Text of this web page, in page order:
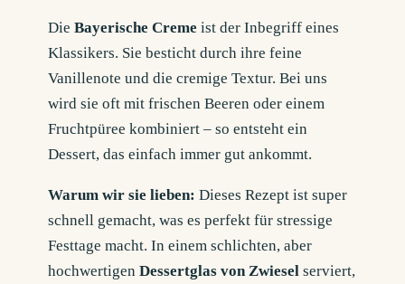
Die Bayerische Creme ist der Inbegriff eines
Klassikers. Sie besticht durch ihre feine
Vanillenote und die cremige Textur. Bei uns
wird sie oft mit frischen Beeren oder einem
Fruchtpüree kombiniert – so entsteht ein
Dessert, das einfach immer gut ankommt.
Warum wir sie lieben: Dieses Rezept ist super
schnell gemacht, was es perfekt für stressige
Festtage macht. In einem schlichten, aber
hochwertigen Dessertglas von Zwiesel serviert,